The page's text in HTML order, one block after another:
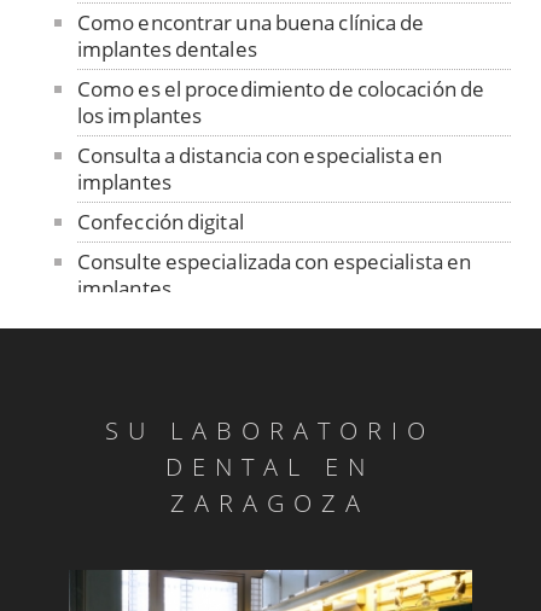
Como encontrar una buena clínica de
implantes dentales
Como es el procedimiento de colocación de
los implantes
Consulta a distancia con especialista en
implantes
Confección digital
Consulte especializada con especialista en
implantes
Contención
Dentadura sobre implantes
Día mundial de la salud bucodental
SU LABORATORIO
DENTAL EN
ZARAGOZA